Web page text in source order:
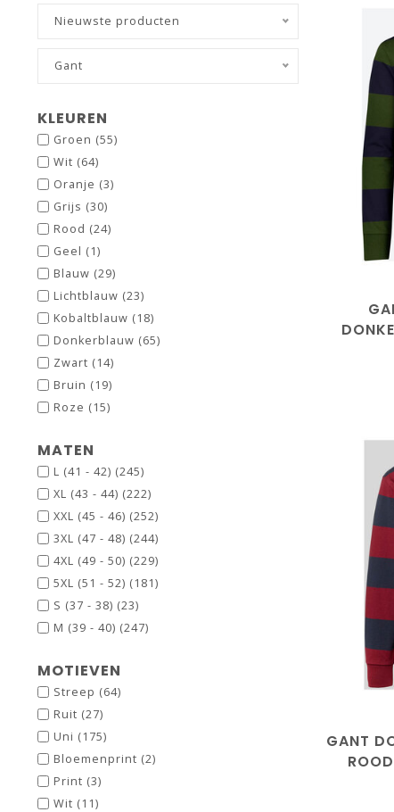
Nieuwste producten
Gant
KLEUREN
Groen (55)
Wit (64)
Oranje (3)
Grijs (30)
Rood (24)
Geel (1)
Blauw (29)
Lichtblauw (23)
Kobaltblauw (18)
Donkerblauw (65)
Zwart (14)
Bruin (19)
Roze (15)
MATEN
L (41 - 42) (245)
XL (43 - 44) (222)
XXL (45 - 46) (252)
3XL (47 - 48) (244)
4XL (49 - 50) (229)
5XL (51 - 52) (181)
S (37 - 38) (23)
M (39 - 40) (247)
MOTIEVEN
Streep (64)
Ruit (27)
Uni (175)
Bloemenprint (2)
Print (3)
Wit (11)
GANT